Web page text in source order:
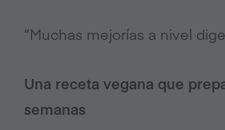
“Muchas mejorías a nivel
Una receta vegana que
semanas